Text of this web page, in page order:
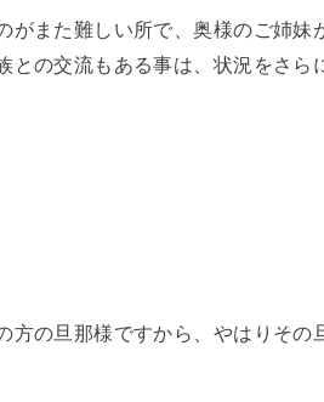
がまた難しい所で、奥様のご姉妹
の交流もある事は、状況をさら
方の旦那様ですから、やはりその